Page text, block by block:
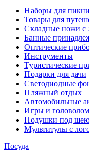
Наборы для
Товары для
Складные ножи с
Банные
Оптические
Инструменты
Туристические
Подарки для дачи
Светодиодные
Пляжный отдых
Автомобильные
Игры и
Подушки под
Мультитулы с
Посуда